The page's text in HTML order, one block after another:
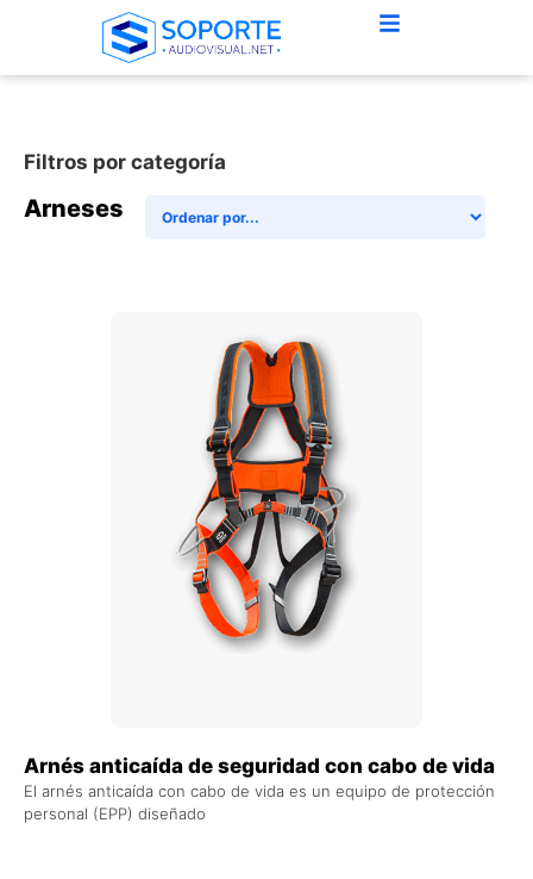
Filtros por categoría
Arneses
Arnés anticaída de seguridad con cabo de vida
El arnés anticaída con cabo de vida es un equipo de protección
personal (EPP) diseñado